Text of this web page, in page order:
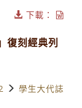
下載：
復刻經典列
學生大代誌